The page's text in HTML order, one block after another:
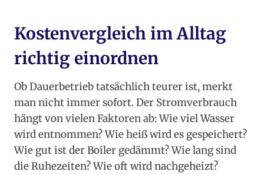
Kostenvergleich im Alltag
richtig einordnen
Ob Dauerbetrieb tatsächlich teurer ist, merkt
man nicht immer sofort. Der Stromverbrauch
hängt von vielen Faktoren ab: Wie viel Wasser
wird entnommen? Wie heiß wird es gespeichert?
Wie gut ist der Boiler gedämmt? Wie lang sind
die Ruhezeiten? Wie oft wird nachgeheizt?